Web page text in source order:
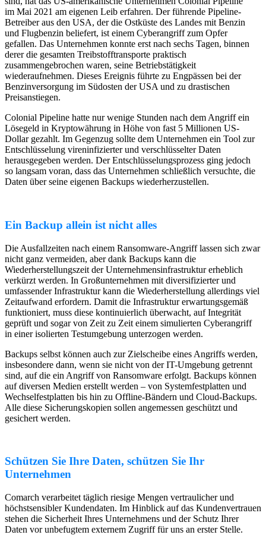
im Mai 2021 am eigenen Leib erfahren. Der führende Pipeline-
Betreiber aus den USA, der die Ostküste des Landes mit Benzin
und Flugbenzin beliefert, ist einem Cyberangriff zum Opfer
gefallen. Das Unternehmen konnte erst nach sechs Tagen, binnen
derer die gesamten Treibstofftransporte praktisch
zusammengebrochen waren, seine Betriebstätigkeit
wiederaufnehmen. Dieses Ereignis führte zu Engpässen bei der
Benzinversorgung im Südosten der USA und zu drastischen
Preisanstiegen.
Colonial Pipeline hatte nur wenige Stunden nach dem Angriff ein
Lösegeld in Kryptowährung in Höhe von fast 5 Millionen US-
Dollar gezahlt. Im Gegenzug sollte dem Unternehmen ein Tool zur
Entschlüsselung vireninfizierter und verschlüsselter Daten
herausgegeben werden. Der Entschlüsselungsprozess ging jedoch
so langsam voran, dass das Unternehmen schließlich versuchte, die
Daten über seine eigenen Backups wiederherzustellen.
Ein Backup allein ist nicht alles
Die Ausfallzeiten nach einem Ransomware-Angriff lassen sich zwar
nicht ganz vermeiden, aber dank Backups kann die
Wiederherstellungszeit der Unternehmensinfrastruktur erheblich
verkürzt werden. In Großunternehmen mit diversifizierter und
umfassender Infrastruktur kann die Wiederherstellung allerdings viel
Zeitaufwand erfordern. Damit die Infrastruktur erwartungsgemäß
funktioniert, muss diese kontinuierlich überwacht, auf Integrität
geprüft und sogar von Zeit zu Zeit einem simulierten Cyberangriff
in einer isolierten Testumgebung unterzogen werden.
Backups selbst können auch zur Zielscheibe eines Angriffs werden,
insbesondere dann, wenn sie nicht von der IT-Umgebung getrennt
sind, auf die ein Angriff von Ransomware erfolgt. Backups können
auf diversen Medien erstellt werden – von Systemfestplatten und
Wechselfestplatten bis hin zu Offline-Bändern und Cloud-Backups.
Alle diese Sicherungskopien sollen angemessen geschützt und
gesichert werden.
Schützen Sie Ihre Daten, schützen Sie Ihr
Unternehmen
Comarch verarbeitet täglich riesige Mengen vertraulicher und
höchstsensibler Kundendaten. Im Hinblick auf das Kundenvertrauen
stehen die Sicherheit Ihres Unternehmens und der Schutz Ihrer
Daten vor unbefugtem externem Zugriff für uns an erster Stelle.